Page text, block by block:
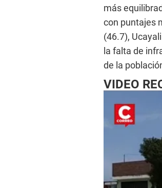
más
con puntajes
(46.7),
la falta de
de la
VIDEO